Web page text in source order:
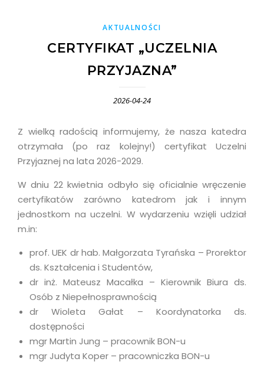
AKTUALNOŚCI
CERTYFIKAT „UCZELNIA
PRZYJAZNA”
2026-04-24
Z wielką radością informujemy, że nasza katedra
otrzymała (po raz kolejny!) certyfikat Uczelni
Przyjaznej na lata 2026-2029.
W dniu 22 kwietnia odbyło się oficialnie wręczenie
certyfikatów zarówno katedrom jak i innym
jednostkom na uczelni. W wydarzeniu wzięli udział
m.in:
prof. UEK dr hab. Małgorzata Tyrańska – Prorektor
ds. Kształcenia i Studentów,
dr inż. Mateusz Macałka – Kierownik Biura ds.
Osób z Niepełnosprawnością
dr Wioleta Gałat – Koordynatorka ds.
dostępności
mgr Martin Jung – pracownik BON-u
mgr Judyta Koper – pracowniczka BON-u